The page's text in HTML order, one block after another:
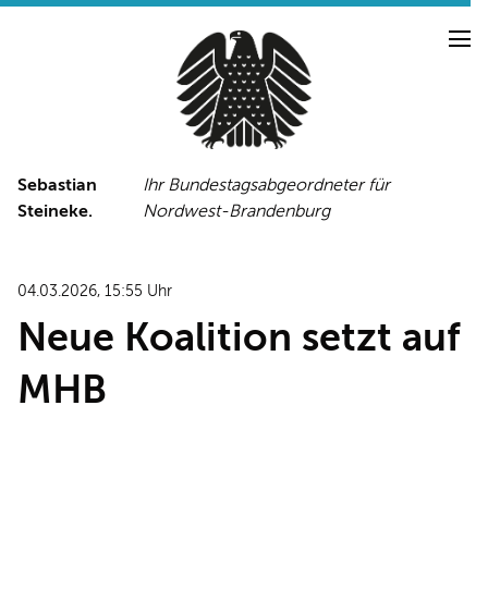
Sebastian
Steineke.
Ihr Bundestagsabgeordneter für
Nordwest-Brandenburg
NEUIGKEITEN
04.03.2026, 15:55 Uhr
Neue Koalition setzt auf
MHB